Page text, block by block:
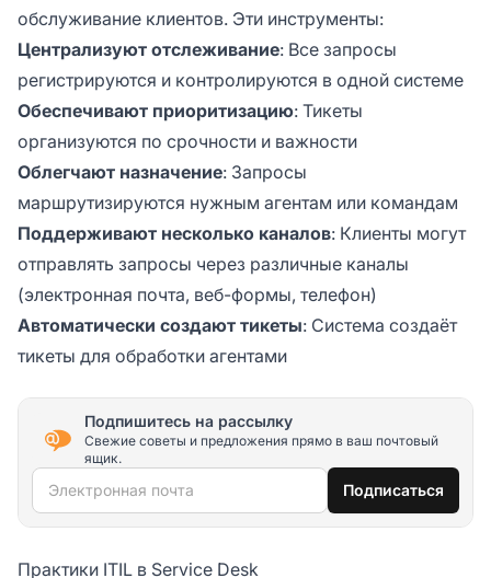
обслуживание клиентов. Эти инструменты:
Централизуют отслеживание: Все запросы
регистрируются и контролируются в одной системе
Обеспечивают приоритизацию: Тикеты
организуются по срочности и важности
Облегчают назначение: Запросы
маршрутизируются нужным агентам или командам
Поддерживают несколько каналов: Клиенты могут
отправлять запросы через различные каналы
(электронная почта, веб-формы, телефон)
Автоматически создают тикеты: Система создаёт
тикеты для обработки агентами
Подпишитесь на рассылку
Свежие советы и предложения прямо в ваш почтовый
ящик.
Электронная почта Подписаться
Практики ITIL в Service Desk